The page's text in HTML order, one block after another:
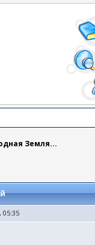
Земля...
05:35